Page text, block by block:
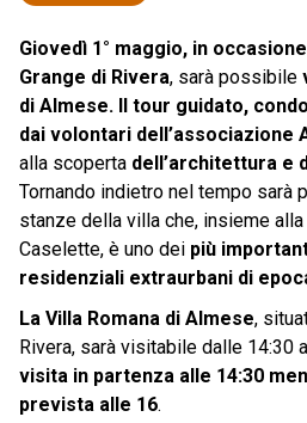
Giovedì 1° maggio, in
Grange di Rivera, sarà possibile
di Almese. Il tour guidato,
dai volontari dell’associazione
alla scoperta dell’architettura e
Tornando indietro nel tempo sarà
stanze della villa che, insieme
Caselette, è uno dei più
residenziali extraurbani di
La Villa Romana di Almese,
Rivera, sarà visitabile dalle 14:30
visita in partenza alle 14:30
prevista alle 16.